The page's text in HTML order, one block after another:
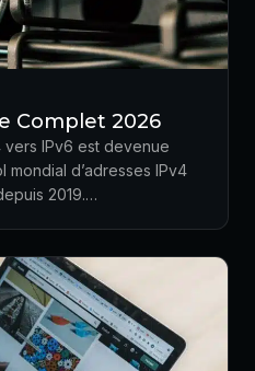
Complet 2026
vers IPv6 est devenue
d’adresses IPv4
2019.…